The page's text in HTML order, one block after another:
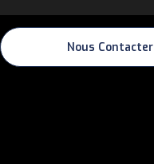
Nous Contacter